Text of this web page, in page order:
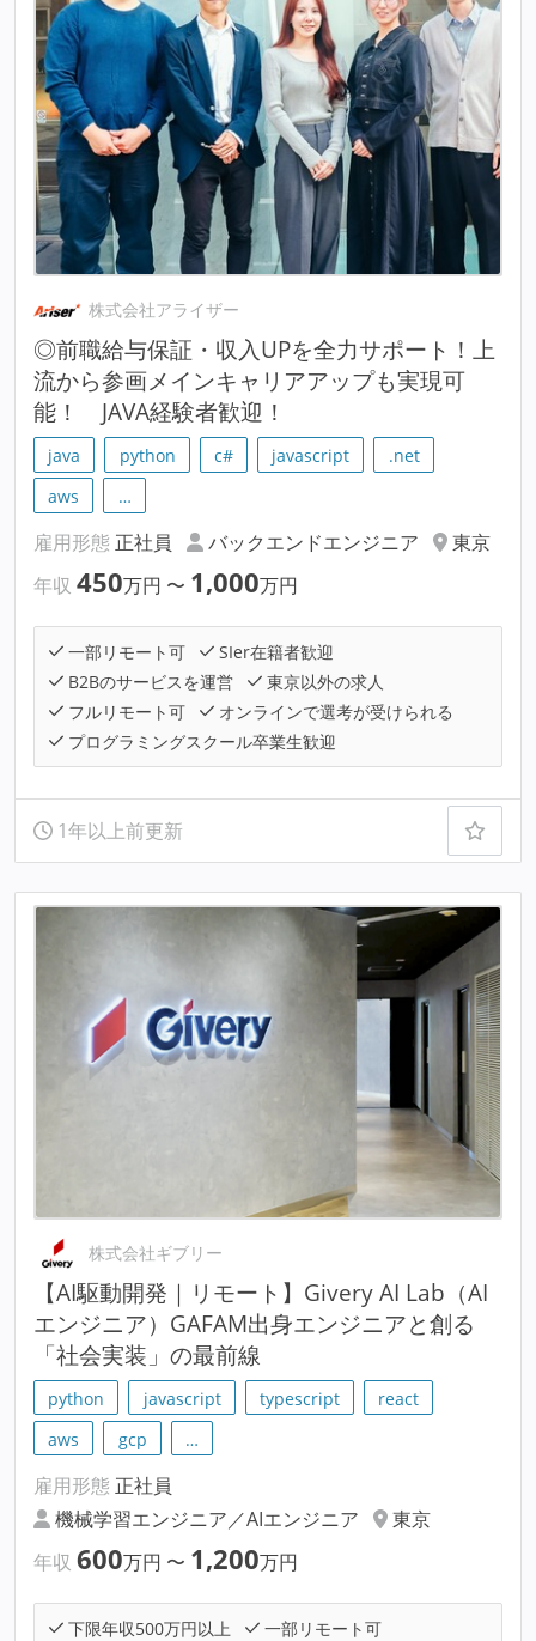
株式会社アライザー
◎前職給与保証・収入UPを全力サポート！上
流から参画メインキャリアアップも実現可
能！ JAVA経験者歓迎！
java python c# javascript
.net
aws
…
雇用形態 正社員 バックエンドエンジニア
東京
年収 450万円 〜 1,000万円
一部リモート可
SIer在籍者歓迎
B2Bのサービスを運営
東京以外の求人
フルリモート可
オンラインで選考が受けられる
プログラミングスクール卒業生歓迎
1年以上前更新
株式会社ギブリー
【AI駆動開発｜リモート】Givery AI Lab（AI
エンジニア）GAFAM出身エンジニアと創る
「社会実装」の最前線
python javascript typescript
react
aws
gcp …
雇用形態 正社員
機械学習エンジニア／AIエンジニア
東京
年収 600万円 〜 1,200万円
下限年収500万円以上
一部リモート可